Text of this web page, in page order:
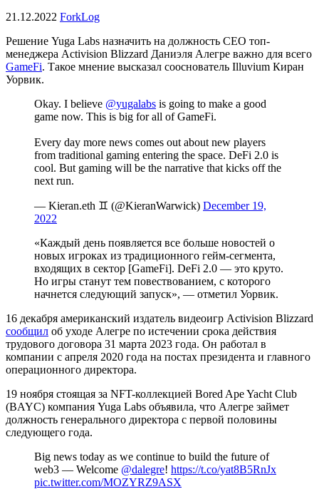
21.12.2022 ForkLog
Решение Yuga Labs назначить на должность СEO топ-
менеджера Activision Blizzard Даниэля Алегре важно для всего
GameFi. Такое мнение высказал сооснователь Illuvium Киран
Уорвик.
Okay. I believe @yugalabs is going to make a good
game now. This is big for all of GameFi.
Every day more news comes out about new players
from traditional gaming entering the space. DeFi 2.0 is
cool. But gaming will be the narrative that kicks off the
next run.
— Kieran.eth ♊️ (@KieranWarwick) December 19,
2022
«Каждый день появляется все больше новостей о
новых игроках из традиционного гейм-сегмента,
входящих в сектор [GameFi]. DeFi 2.0 — это круто.
Но игры станут тем повествованием, с которого
начнется следующий запуск», — отметил Уорвик.
16 декабря американский издатель видеоигр Activision Blizzard
сообщил об уходе Алегре по истечении срока действия
трудового договора 31 марта 2023 года. Он работал в
компании с апреля 2020 года на постах президента и главного
операционного директора.
19 ноября стоящая за NFT-коллекцией Bored Ape Yacht Club
(BAYC) компания Yuga Labs объявила, что Алегре займет
должность генерального директора с первой половины
следующего года.
Big news today as we continue to build the future of
web3 — Welcome @dalegre! https://t.co/yat8B5RnJx
pic.twitter.com/MOZYRZ9ASX